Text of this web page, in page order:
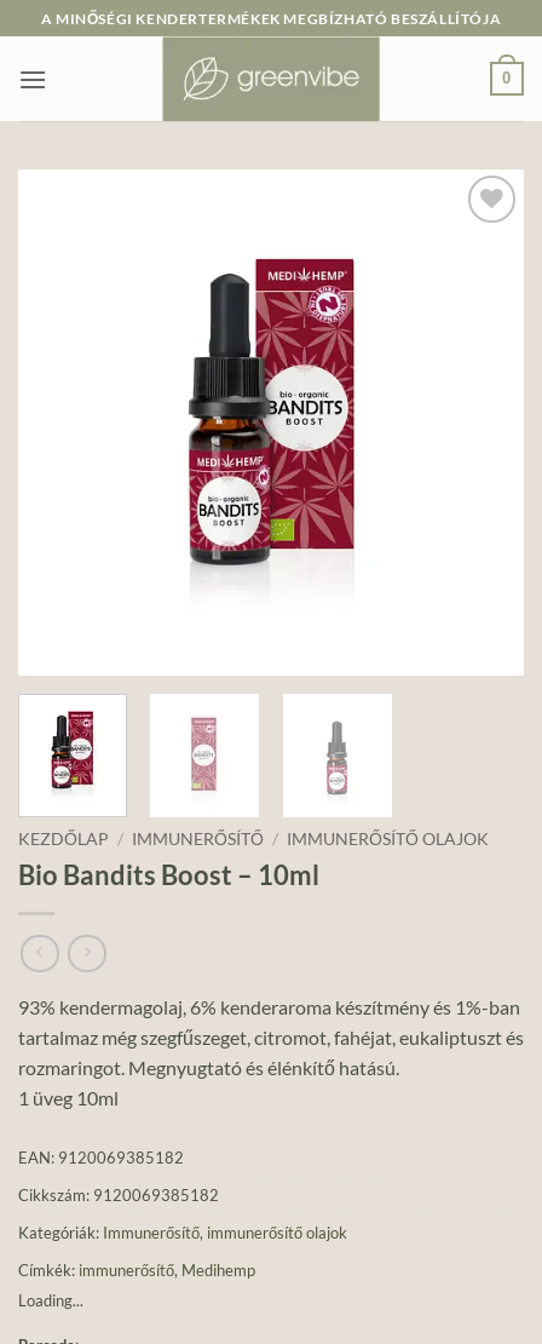
to
content
A MINŐSÉGI KENDERTERMÉKEK MEGBÍZHATÓ BESZÁLLÍTÓJA
0
KEZDŐLAP / IMMUNERŐSÍTŐ / IMMUNERŐSÍTŐ OLAJOK
Bio Bandits Boost – 10ml
93% kendermagolaj, 6% kenderaroma készítmény és 1%-ban
tartalmaz még szegfűszeget, citromot, fahéjat, eukaliptuszt és
rozmaringot. Megnyugtató és élénkítő hatású.
1 üveg 10ml
EAN: 9120069385182
Cikkszám: 9120069385182
Kategóriák: Immunerősítő, immunerősítő olajok
Címkék: immunerősítő, Medihemp
Loading...